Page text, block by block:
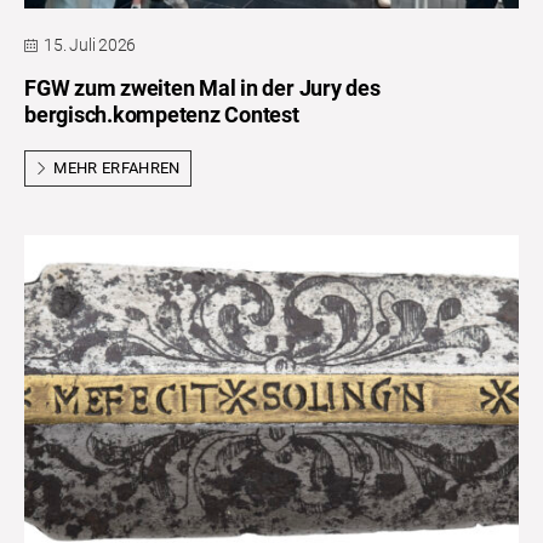
15. Juli 2026
FGW zum zweiten Mal in der Jury des
bergisch.kompetenz Contest
MEHR ERFAHREN